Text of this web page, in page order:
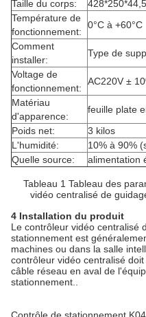
Taille du corps:
Température de
fonctionnement:
0°C à +60°C
Comment
installer:
Type de
Voltage de
fonctionnement:
AC220V ±
Matériau
d'apparence:
feuille plate
Poids net:
3 kilos
L'humidité:
10% à 90%
Quelle source:
alimentation
Tableau 1 Tableau des
vidéo centralisé de
4 Installation du produit
Le contrôleur vidéo centralisé
stationnement est
machines ou dans la salle
contrôleur vidéo centralisé
câble réseau en aval de
stationnement..